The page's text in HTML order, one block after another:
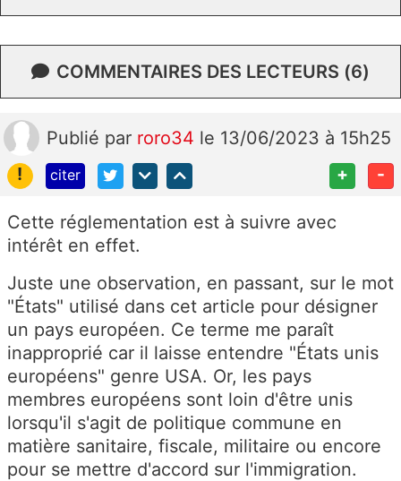
COMMENTAIRES DES LECTEURS (6)
Publié par roro34 le 13/06/2023 à 15h25
!
citer + -
Cette réglementation est à suivre avec
intérêt en effet.
Juste une observation, en passant, sur le mot
"États" utilisé dans cet article pour désigner
un pays européen. Ce terme me paraît
inapproprié car il laisse entendre "États unis
européens" genre USA. Or, les pays
membres européens sont loin d'être unis
lorsqu'il s'agit de politique commune en
matière sanitaire, fiscale, militaire ou encore
pour se mettre d'accord sur l'immigration.